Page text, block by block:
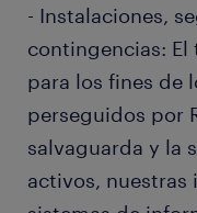
- Instalaciones,
contingencias: El
para los fines de
perseguidos por
salvaguarda y la
activos, nuestras